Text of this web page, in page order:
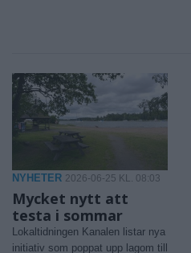
NYHETER 2026-06-25 KL. 08:03
Mycket nytt att
testa i sommar
Lokaltidningen Kanalen listar nya
initiativ som poppat upp lagom till